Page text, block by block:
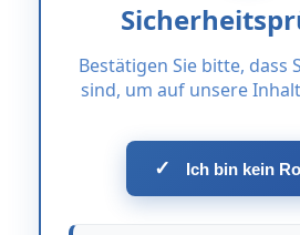
Bestätigen Sie bitte, dass
sind, um auf unsere
✓ Ich bin kein